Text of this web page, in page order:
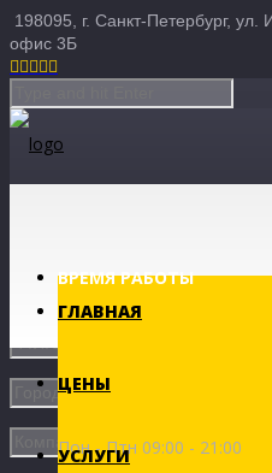
198095, г. Санкт-Петербург,
офис 3Б

ВРЕМЯ РАБОТЫ
Пон - Птн 09:00 - 21:00
ГЛАВНАЯ
ЦЕНЫ
УСЛУГИ